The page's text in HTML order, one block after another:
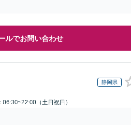
ルでお問い合わせ
静岡県
06:30~22:00（土日祝日）